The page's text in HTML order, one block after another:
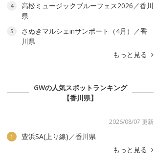
4
高松ミュージックブルーフェス2026／香川
県
5
さぬきマルシェinサンポート（4月）／香
川県
もっと見る
GWの人気スポットランキング
【香川県】
2026/08/07 更新
1
豊浜SA(上り線)／香川県
もっと見る